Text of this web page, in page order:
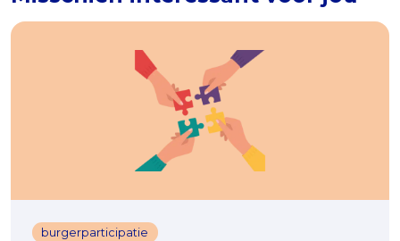
burgerparticipatie